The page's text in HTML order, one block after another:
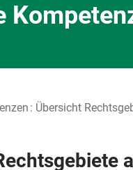
Übersicht